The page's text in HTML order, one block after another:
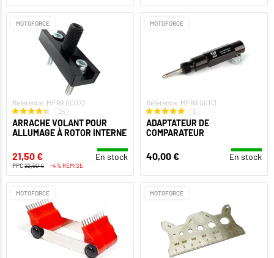
MOTOFORCE
Référence: MF99.00072
25
ARRACHE VOLANT POUR
ALLUMAGE À ROTOR INTERNE
21,50 € En stock
PPC22,50 € -4% REMISE
MOTOFORCE
Référence: MF99.00113
3
ADAPTATEUR DE
COMPARATEUR
40,00 € En stock
MOTOFORCE MOTOFORCE